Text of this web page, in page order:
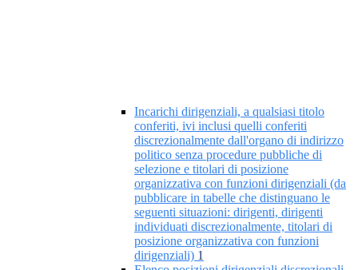
Incarichi dirigenziali, a qualsiasi titolo
conferiti, ivi inclusi quelli conferiti
discrezionalmente dall'organo di indirizzo
politico senza procedure pubbliche di
selezione e titolari di posizione
organizzativa con funzioni dirigenziali (da
pubblicare in tabelle che distinguano le
seguenti situazioni: dirigenti, dirigenti
individuati discrezionalmente, titolari di
posizione organizzativa con funzioni
dirigenziali) 1